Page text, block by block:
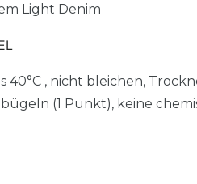
Light Denim
40°C , nicht bleichen,
(1 Punkt), keine